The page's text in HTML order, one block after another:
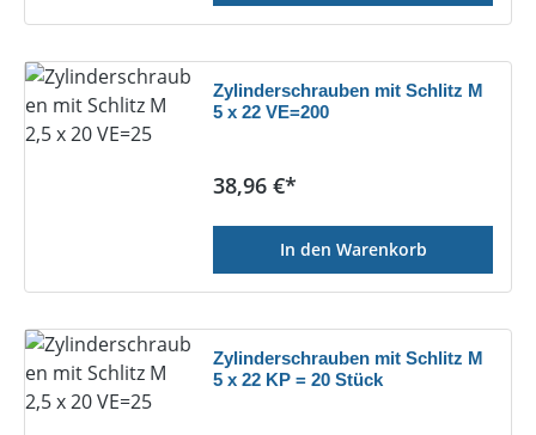
Zylinderschrauben mit Schlitz M
5 x 22 VE=200
Regulärer Preis:
38,96 €*
In den Warenkorb
Zylinderschrauben mit Schlitz M
5 x 22 KP = 20 Stück